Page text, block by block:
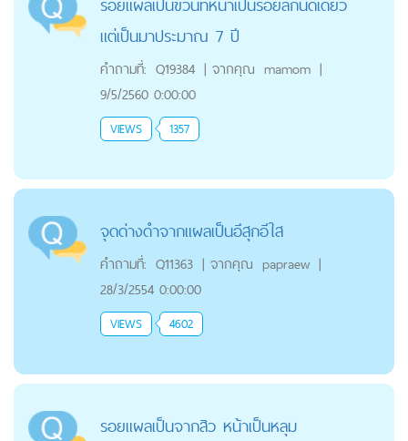
แต่เป็นมาประมาณ 7 ปี
คำถามที่: Q19384 | จากคุณ mamom |
9/5/2560 0:00:00
VIEWS 1357
จุดด่างดำจากแผลเป็นอีสุกอีใส
คำถามที่: Q11363 | จากคุณ papraew |
28/3/2554 0:00:00
VIEWS 4602
รอยแผลเป็นจากสิว หน้าเป็นหลุม